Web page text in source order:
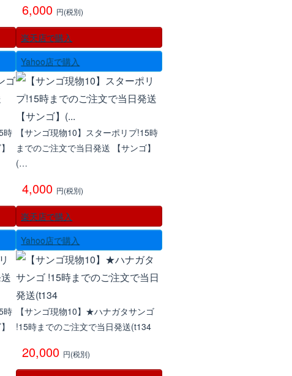
6,000 円(税別)
楽天店で購入
Yahoo店で購入
時
【サンゴ現物10】スターポリプ!15時
までのご注文で当日発送 【サンゴ】
(…
4,000 円(税別)
楽天店で購入
Yahoo店で購入
時
【サンゴ現物10】★ハナガタサンゴ
!15時までのご注文で当日発送(t134
20,000 円(税別)